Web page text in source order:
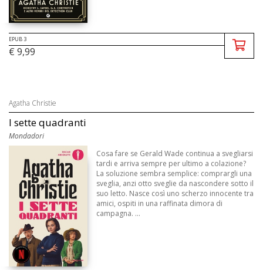
EPUB 3
€ 9,99
Agatha Christie
I sette quadranti
Mondadori
Cosa fare se Gerald Wade continua a svegliarsi
tardi e arriva sempre per ultimo a colazione?
La soluzione sembra semplice: comprargli una
sveglia, anzi otto sveglie da nascondere sotto il
suo letto. Nasce così uno scherzo innocente tra
amici, ospiti in una raffinata dimora di
campagna. ...